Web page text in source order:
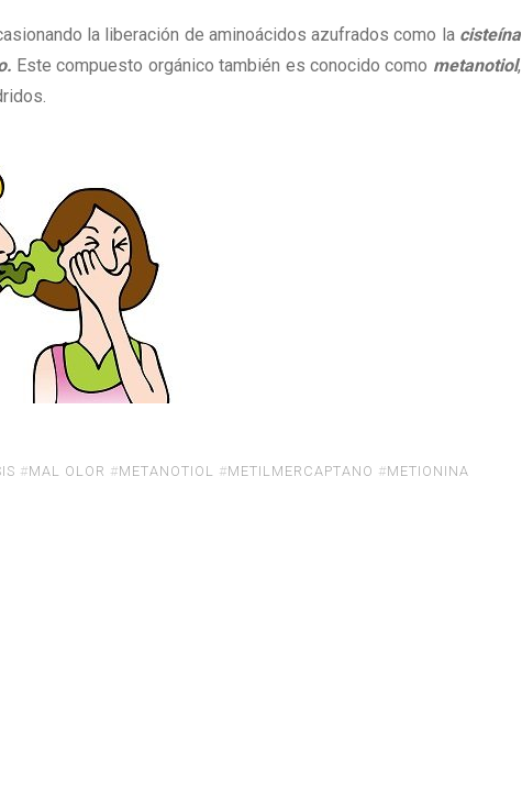
la liberación de aminoácidos azufrados como la cisteína
Este compuesto orgánico también es conocido como metanotiol,
#MAL OLOR #METANOTIOL #METILMERCAPTANO #METIONINA